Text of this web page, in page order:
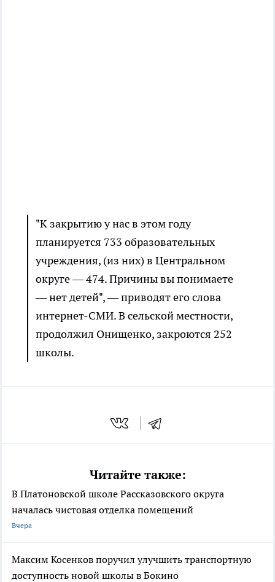
"К закрытию у нас в этом году
планируется 733 образовательных
учреждения, (из них) в Центральном
округе — 474. Причины вы понимаете
— нет детей", — приводят его слова
интернет-СМИ. В сельской местности,
продолжил Онищенко, закроются 252
школы.
Читайте также:
В Платоновской школе Рассказовского округа
началась чистовая отделка помещений
Вчера
Максим Косенков поручил улучшить транспортную
доступность новой школы в Бокино